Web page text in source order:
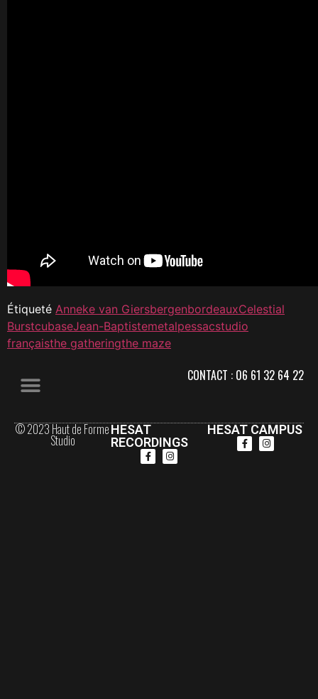
Étiqueté Anneke van GiersbergenbordeauxCelestial
BurstcubaseJean-Baptistemetalpessacstudio
françaisthe gatheringthe maze
CONTACT : 06 61 32 64 22
© 2023 Haut de Forme
Studio
HESAT
RECORDINGS
HESAT CAMPUS